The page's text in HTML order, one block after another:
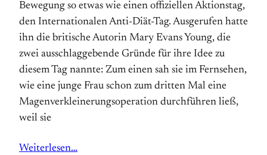
Bewegung so etwas wie einen offiziellen Aktions­tag,
den Internationalen Anti-Diät-Tag. Aus­gerufen hatte
ihn die britische Autorin Mary Evans Young, die
zwei ausschlaggebende Gründe für ihre Idee zu
diesem Tag nannte: Zum einen sah sie im Fernsehen,
wie eine junge Frau schon zum dritten Mal eine
Magen­verkleinerungs­operation durchführen ließ,
weil sie
Weiterlesen…